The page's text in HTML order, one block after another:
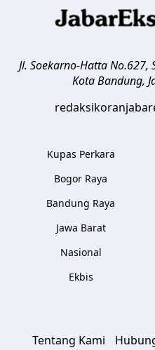
Jl. Soekarno-Hatta No.627,
Kota Bandung,
Kupas Perkara
Bogor Raya
Bandung Raya
Jawa Barat
Nasional
Ekbis
Tentang Kami